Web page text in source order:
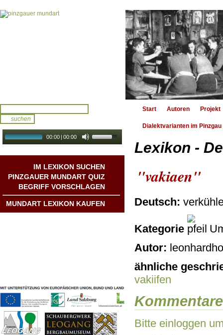
00:00 | 00:00
IM LEXIKON SUCHEN
PINZGAUER MUNDART QUIZ
BEGRIFF VORSCHLAGEN
MUNDART LEXIKON KAUFEN
Start Autoren Projekt
Dialektvarianten im Pinzgau
Lexikon -
"vakiaen"
Deutsch:
Kategorie
Autor:
ähnliche
vakiifen
Kommentare
Bitte einloggen